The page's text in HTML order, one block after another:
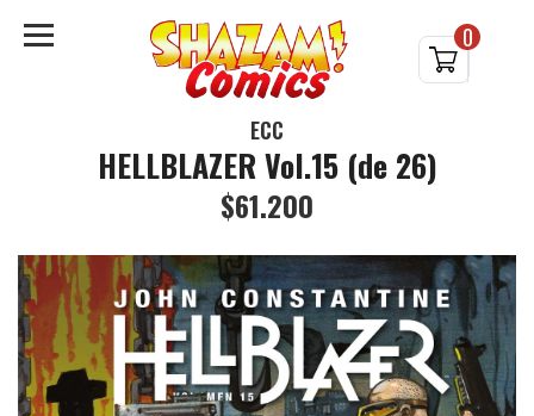
0
ECC
HELLBLAZER Vol.15 (de 26)
$61.200